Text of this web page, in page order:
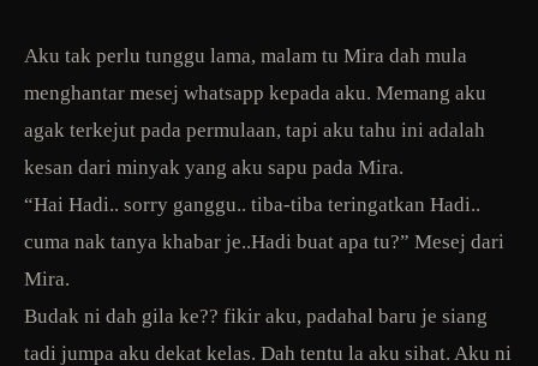
Aku tak perlu tunggu lama, malam tu Mira dah mula
menghantar mesej whatsapp kepada aku. Memang aku
agak terkejut pada permulaan, tapi aku tahu ini adalah
kesan dari minyak yang aku sapu pada Mira.
“Hai Hadi.. sorry ganggu.. tiba-tiba teringatkan Hadi..
cuma nak tanya khabar je..Hadi buat apa tu?” Mesej dari
Mira.
Budak ni dah gila ke?? fikir aku, padahal baru je siang
tadi jumpa aku dekat kelas. Dah tentu la aku sihat. Aku ni